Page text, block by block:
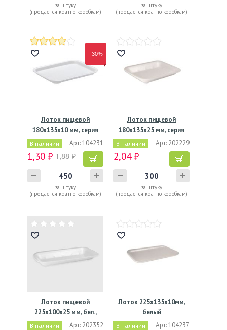
за штуку
(продается кратно коробкам)
за штуку
(продается кратно коробкам)
−30%
Лоток пищевой
180х135х10 мм, серия
А-10,…
В наличии Арт: 104231
1,30 ₽ 1,88 ₽
за штуку
(продается кратно коробкам)
Лоток пищевой
180х135х25 мм, серия
Е-25,…
В наличии Арт: 202229
2,04 ₽
за штуку
(продается кратно коробкам)
Лоток пищевой
225х100х25 мм, бел.,
ВПС, 480…
В наличии Арт: 202352
Лоток 225х135х10мм,
белый
В наличии Арт: 104237